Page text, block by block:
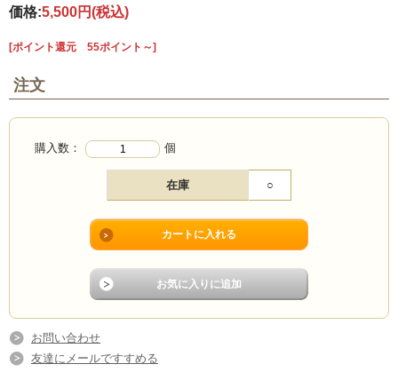
価格:5,500円(税込)
[ポイント還元 55ポイント～]
注文
購入数： 個
在庫 ○
お問い合わせ
友達にメールですすめる